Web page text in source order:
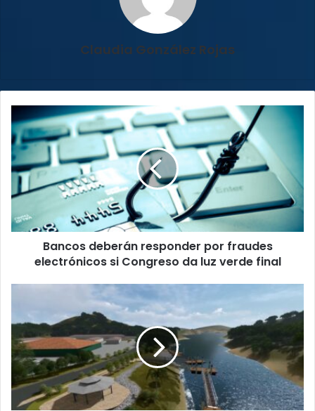
Claudia González Rojas
Bancos
deberán
responder
por
fraudes
electrónicos
si
Congreso
da
verde
Bancos deberán responder por fraudes
electrónicos si Congreso da luz verde final
“La
Pavona”
avanza
significativamente